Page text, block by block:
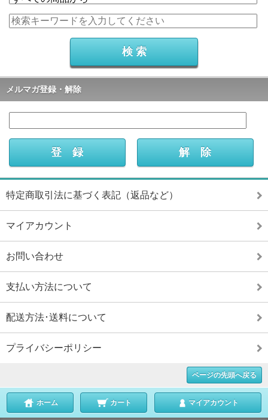
メルマガ登録・解除
特定商取引法に基づく表記（返品など）
マイアカウント
お問い合わせ
支払い方法について
配送方法･送料について
プライバシーポリシー
ページの先頭へ戻る
ホーム カート マイアカウント